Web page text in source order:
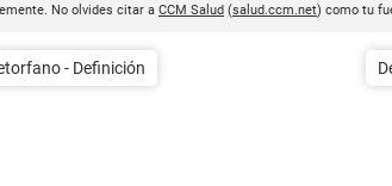
No olvides citar a CCM Salud (salud.ccm.net) como tu
- Definición